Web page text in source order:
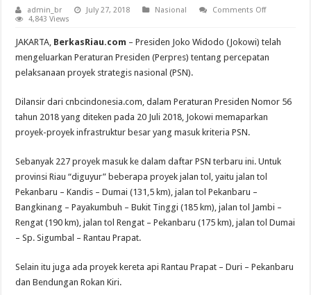
admin_br July 27, 2018 Nasional Comments Offon
Perpres
Proyek
Strategis
Terbaru,
Kereta
hingga
4,843 Views
JAKARTA, BerkasRiau.com – Presiden Joko Widodo (Jokowi) telah
mengeluarkan Peraturan Presiden (Perpres) tentang percepatan
pelaksanaan proyek strategis nasional (PSN).
Dilansir dari cnbcindonesia.com, dalam Peraturan Presiden Nomor 56
tahun 2018 yang diteken pada 20 Juli 2018, Jokowi memaparkan
proyek-proyek infrastruktur besar yang masuk kriteria PSN.
Sebanyak 227 proyek masuk ke dalam daftar PSN terbaru ini. Untuk
provinsi Riau “diguyur” beberapa proyek jalan tol, yaitu jalan tol
Pekanbaru – Kandis – Dumai (131,5 km), jalan tol Pekanbaru –
Bangkinang – Payakumbuh – Bukit Tinggi (185 km), jalan tol Jambi –
Rengat (190 km), jalan tol Rengat – Pekanbaru (175 km), jalan tol Dumai
– Sp. Sigumbal – Rantau Prapat.
Selain itu juga ada proyek kereta api Rantau Prapat – Duri – Pekanbaru
dan Bendungan Rokan Kiri.